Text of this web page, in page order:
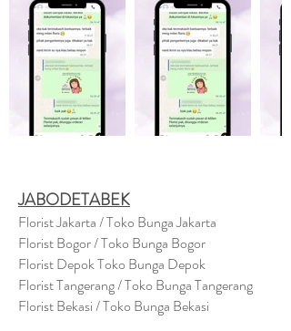
JABODETABEK
Florist Jakarta / Toko Bunga Jakarta
Florist Bogor / Toko Bunga Bogor
Florist Depok Toko Bunga Depok
Florist Tangerang / Toko Bunga Tangerang
Florist Bekasi / Toko Bunga Bekasi